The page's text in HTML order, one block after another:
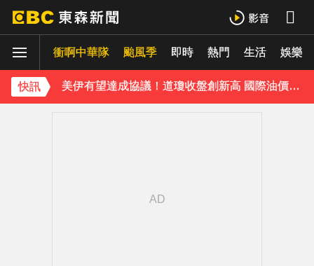
衝啊中華隊 颱風季 即時 熱門 生活 娛樂
快訊
環法女子自行車賽爆「胸罩作弊」！官方急出手
美伊有望達成協議！道瓊收盤創新高 國際油價連3跌